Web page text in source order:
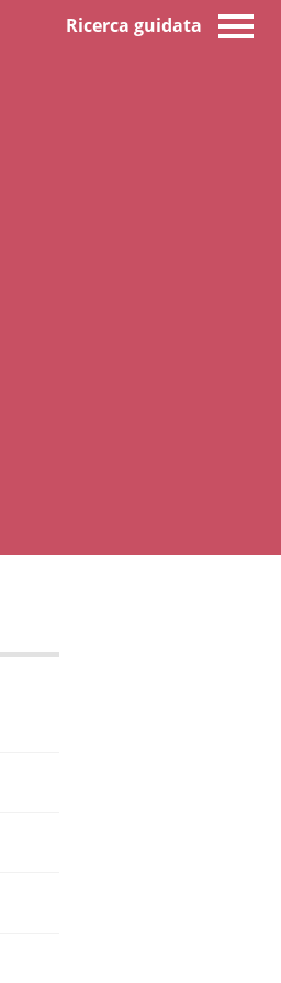
Ricerca guidata